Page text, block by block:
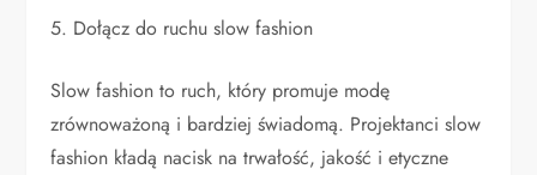
5. Dołącz do ruchu slow fashion
Slow fashion to ruch, który promuje modę
zrównoważoną i bardziej świadomą. Projektanci slow
fashion kładą nacisk na trwałość, jakość i etyczne